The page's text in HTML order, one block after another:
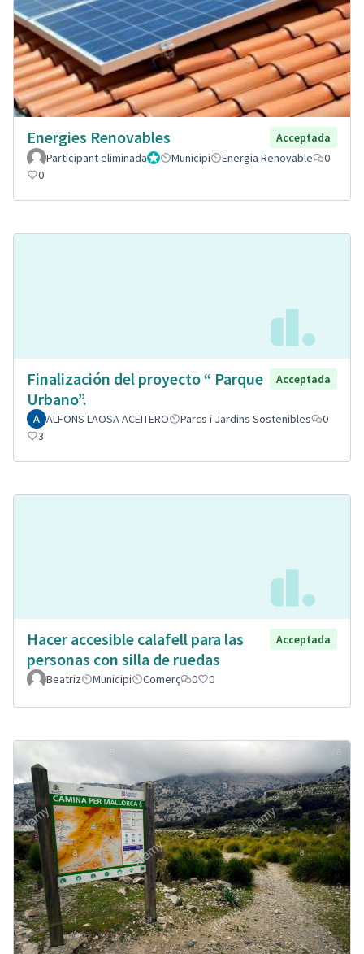
Energies Renovables
Acceptada
Participant eliminadaAdministrador
Municipi Energia Renovable
0
0
Finalización del proyecto “ Parque
Urbano”.
Acceptada
ALFONS LAOSA ACEITERO Parcs i Jardins Sostenibles
0
3
Hacer accesible calafell para las
personas con silla de ruedas
Acceptada
Beatriz Municipi Comerç 0 0